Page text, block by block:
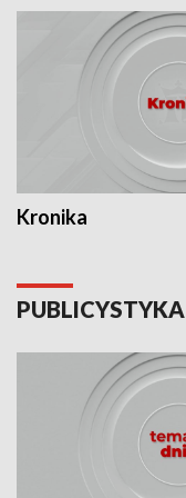
Kronika
PUBLICYSTYKA